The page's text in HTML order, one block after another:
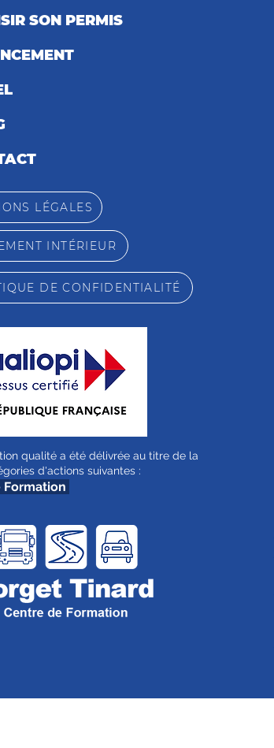
SON PERMIS
LÉGALES
INTÉRIEUR
DE CONFIDENTIALITÉ
qualité a été délivrée au titre de la
d'actions suivantes :